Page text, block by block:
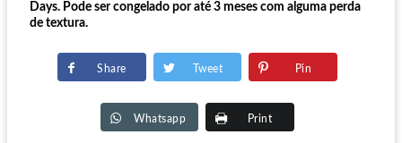
Days. Pode ser congelado por até 3 meses com alguma perda
de textura.
Share Tweet Pin
Whatsapp Print